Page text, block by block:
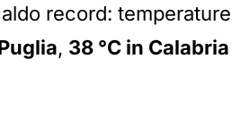
record: temperature
, 38 °C in Calabria